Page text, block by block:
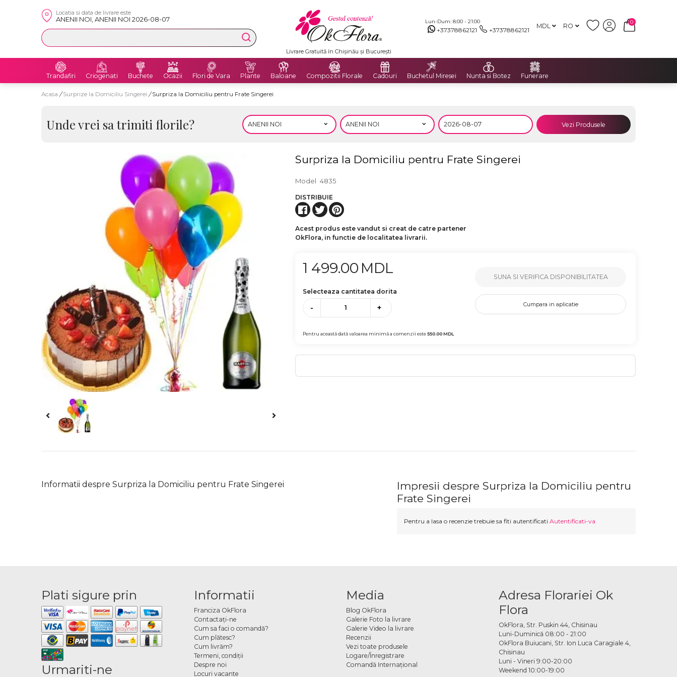
Locatia si data de livrare este
ANENII NOI, ANENII NOI 2026-08-07 Lun-Dum: 8:00 - 21:00
+37378862121 +37378862121 MDL RO
0
Livrare Gratuită în Chișinău și București
Trandafiri Criogenati Buchete Ocazii Flori de Vara Plante Baloane Compozitii Florale Cadouri Buchetul Miresei Nunta si Botez Funerare
Acasa / Surprize la Domiciliu Singerei / Surpriza la Domiciliu pentru Frate Singerei
Unde vrei sa trimiti florile? Vezi Produsele
Surpriza la Domiciliu pentru Frate Singerei
Model 4835
DISTRIBUIE
Acest produs este vandut si creat de catre partener
OkFlora, in functie de localitatea livrarii.
1 499.00 MDL
Selecteaza cantitatea dorita
- +
Pentru această dată valoarea minimă a comenzii este550.00MDL
SUNA SI VERIFICA DISPONIBILITATEA
Cumpara in aplicatie
Informatii despre Surpriza la Domiciliu pentru Frate Singerei
Impresii despre Surpriza la Domiciliu pentru
Frate Singerei
Pentru a lasa o recenzie trebuie sa fiti autentificati Autentificati-va
Plati sigure prin
Urmariti-ne
Informatii
Franciza OkFlora
Contactaţi-ne
Cum sa faci o comandă?
Cum plătesc?
Cum livrăm?
Termeni, condiţii
Despre noi
Locuri vacante
Media
Blog OkFlora
Galerie Foto la livrare
Galerie Video la livrare
Recenzii
Vezi toate produsele
Logare/Înregistrare
Comandă Internațional
Adresa Florariei Ok
Flora
OkFlora, Str. Puskin 44, Chisinau
Luni-Duminică 08:00 - 21:00
OkFlora Buiucani, Str. Ion Luca Caragiale 4,
Chisinau
Luni - Vineri 9:00-20:00
Weekend 10:00-19:00